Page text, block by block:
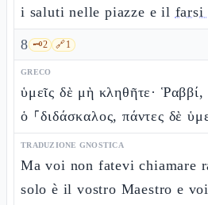
i saluti nelle piazze e il farsi
8 🗝️2 🔗1
GRECO
ὑμεῖς δὲ μὴ κληθῆτε·
ὁ ⸀διδάσκαλος, πάντες δὲ
TRADUZIONE GNOSTICA
Ma voi non fatevi chiamare
solo è il vostro Maestro e